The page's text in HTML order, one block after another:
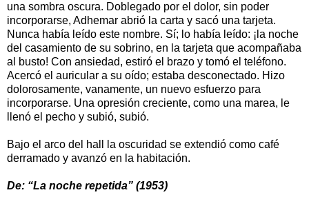
una sombra oscura. Doblegado por el dolor, sin poder
incorporarse, Adhemar abrió la carta y sacó una tarjeta.
Nunca había leído este nombre. Sí; lo había leído: ¡la noche
del casamiento de su sobrino, en la tarjeta que acompañaba
al busto! Con ansiedad, estiró el brazo y tomó el teléfono.
Acercó el auricular a su oído; estaba desconectado. Hizo
dolorosamente, vanamente, un nuevo esfuerzo para
incorporarse. Una opresión creciente, como una marea, le
llenó el pecho y subió, subió.
Bajo el arco del hall la oscuridad se extendió como café
derramado y avanzó en la habitación.
De: “La noche repetida” (1953)